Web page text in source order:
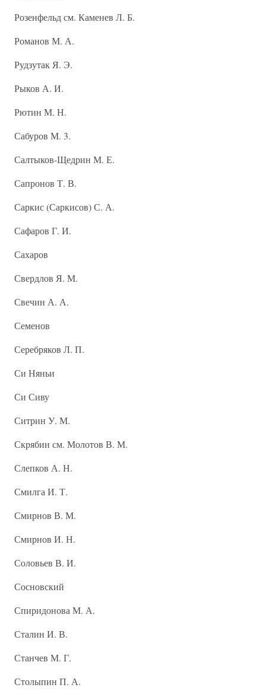
Розенфельд см. Каменев Л. Б.
Романов М. А.
Рудзутак Я. Э.
Рыков А. И.
Рютин М. Н.
Сабуров М. 3.
Салтыков-Щедрин М. Е.
Сапронов Т. В.
Саркис (Саркисов) С. А.
Сафаров Г. И.
Сахаров
Свердлов Я. М.
Свечин А. А.
Семенов
Серебряков Л. П.
Си Няньи
Си Сиву
Ситрин У. М.
Скрябин см. Молотов В. М.
Слепков А. Н.
Смилга И. Т.
Смирнов В. М.
Смирнов И. Н.
Соловьев В. И.
Сосновский
Спиридонова М. А.
Сталин И. В.
Станчев М. Г.
Столыпин П. А.